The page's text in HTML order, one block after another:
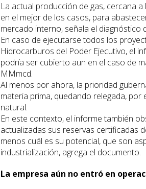
La actual producción de gas, cercana
en el mejor de los casos, para
mercado interno, señala el diagnóstico
En caso de ejecutarse todos los
Hidrocarburos del Poder Ejecutivo, el
podría ser cubierto aun en el caso de
MMmcd.
Al menos por ahora, la prioridad
materia prima, quedando relegada, por
natural.
En este contexto, el informe también
actualizadas sus reservas certificadas
menos cuál es su potencial, que son
industrialización, agrega el documento.
La empresa aún no entró en